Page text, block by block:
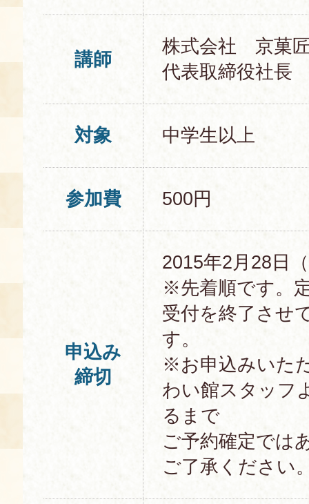
講師
株式会社 京菓
代表取締役社
対象 中学生以上
参加費 500円
申込み
締切
2015年2月28日
※先着順です。
受付を終了させ
す。
※お申込みいた
わい館スタッフ
るまで
ご予約確定では
ご了承ください